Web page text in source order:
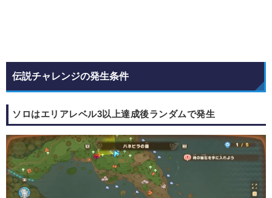
伝説チャレンジの発生条件
ソロはエリアレベル3以上達成後ランダムで発生